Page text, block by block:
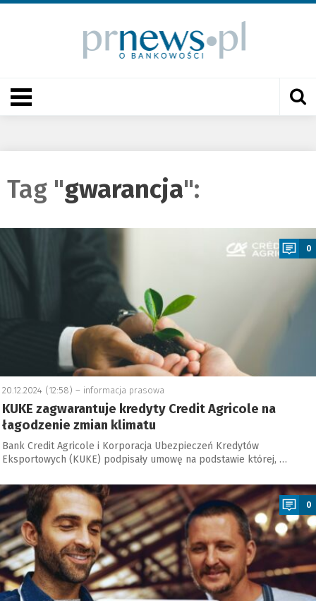
Tag "gwarancja":
0
20.12.2024 (12:58) – informacja prasowa
KUKE zagwarantuje kredyty Credit Agricole na
łagodzenie zmian klimatu
Bank Credit Agricole i Korporacja Ubezpieczeń Kredytów
Eksportowych (KUKE) podpisały umowę na podstawie której, …
0